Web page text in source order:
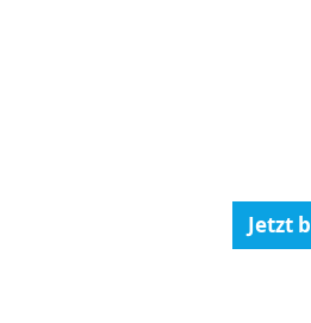
Jetzt